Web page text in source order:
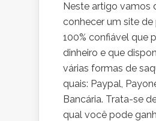
Neste artigo vamos
conhecer um site de
100% confiável que
dinheiro e que
várias formas de
quais: Paypal,
Bancária. Trata-se
qual você pode